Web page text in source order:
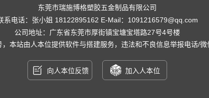
东莞市瑞施博格塑胶五金制品有限公司
系电话：张小姐 18122895162 E-Mail：1091216579@qq.com
公司地址：广东省东莞市厚街镇宝塘宝塔路27号4号楼
，本站由人本位提供软件与搭建服务，违法和不良信息举报电话/
向人本位反馈 加入人本位